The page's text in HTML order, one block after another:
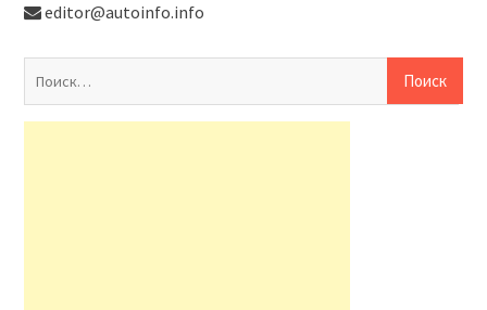
editor@autoinfo.info